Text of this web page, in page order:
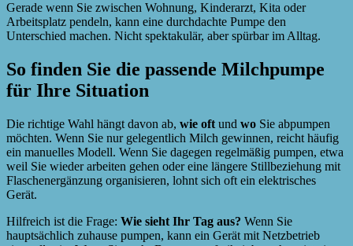
Gerade wenn Sie zwischen Wohnung, Kinderarzt, Kita oder
Arbeitsplatz pendeln, kann eine durchdachte Pumpe den
Unterschied machen. Nicht spektakulär, aber spürbar im Alltag.
So finden Sie die passende Milchpumpe
für Ihre Situation
Die richtige Wahl hängt davon ab, wie oft und wo Sie abpumpen
möchten. Wenn Sie nur gelegentlich Milch gewinnen, reicht häufig
ein manuelles Modell. Wenn Sie dagegen regelmäßig pumpen, etwa
weil Sie wieder arbeiten gehen oder eine längere Stillbeziehung mit
Flaschenergänzung organisieren, lohnt sich oft ein elektrisches
Gerät.
Hilfreich ist die Frage: Wie sieht Ihr Tag aus? Wenn Sie
hauptsächlich zuhause pumpen, kann ein Gerät mit Netzbetrieb